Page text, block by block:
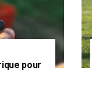
pour